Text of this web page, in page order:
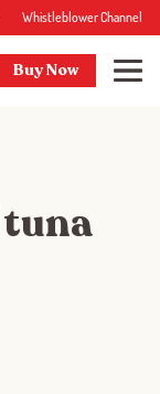
Whistleblower Channel
Buy Now
tuna